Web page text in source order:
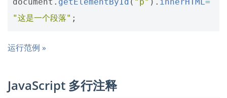
"这是一个段落" ;
运行范例 »
JavaScript 多行注释